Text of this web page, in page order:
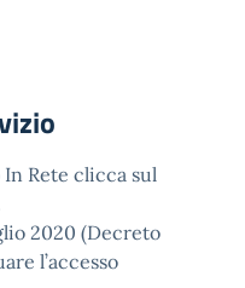
Rete clicca sul
2020 (Decreto
l’accesso